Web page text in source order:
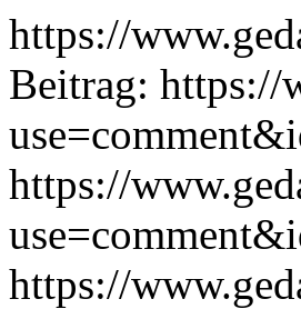
https://
Beitrag: https://
https://
https://